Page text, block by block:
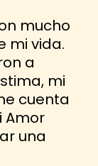
mucho
mi vida.
a
mi
cuenta
Amor
una